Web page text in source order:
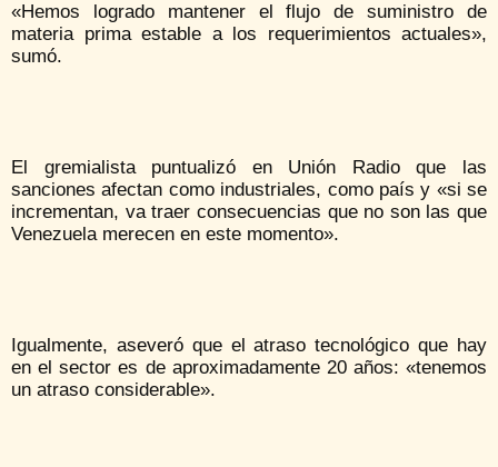
«Hemos logrado mantener el flujo de suministro de
materia prima estable a los requerimientos actuales»,
sumó.
El gremialista puntualizó en Unión Radio que las
sanciones afectan como industriales, como país y «si se
incrementan, va traer consecuencias que no son las que
Venezuela merecen en este momento».
Igualmente, aseveró que el atraso tecnológico que hay
en el sector es de aproximadamente 20 años: «tenemos
un atraso considerable».